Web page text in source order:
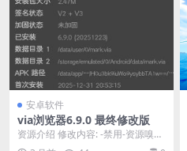
安卓软件
via浏览器6.9.0 最终修改版
资源介绍 修改内容: -禁用-资源嗅探
白名单 -禁用-脚本白名单 -禁用-广